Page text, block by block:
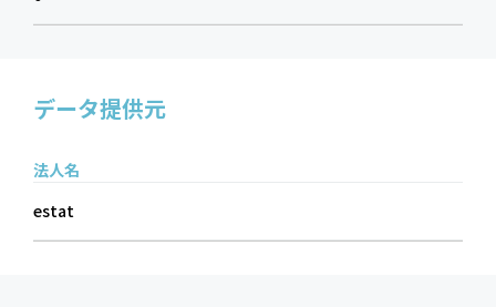
データ提供元
法人名
estat